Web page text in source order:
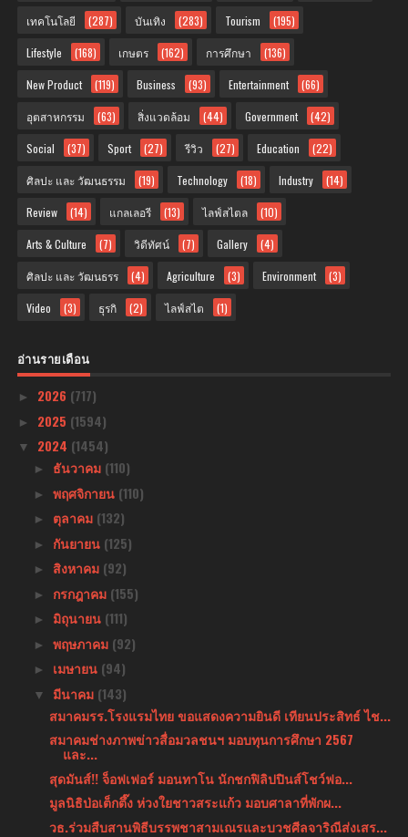
เทคโนโลยี (287) บันเทิง (283) Tourism (195)
Lifestyle (168) เกษตร (162) การศึกษา (136)
New Product (119) Business (93) Entertainment (66)
อุตสาหกรรม (63) สิ่งแวดล้อม (44) Government (42)
Social (37) Sport (27) รีวิว (27) Education (22)
ศิลปะ และ วัฒนธรรม (19) Technology (18) Industry (14)
Review (14) แกลเลอรี (13) ไลฟ์สไตล (10)
Arts & Culture (7) วิดีทัศน์ (7) Gallery (4)
ศิลปะ และ วัฒนธรร (4) Agriculture (3) Environment (3)
Video (3) ธุรกิ (2) ไลฟ์สไต (1)
อ่านรายเดือน
► 2026 (717)
► 2025 (1594)
▼ 2024 (1454)
► ธันวาคม (110)
► พฤศจิกายน (110)
► ตุลาคม (132)
► กันยายน (125)
► สิงหาคม (92)
► กรกฎาคม (155)
► มิถุนายน (111)
► พฤษภาคม (92)
► เมษายน (94)
▼ มีนาคม (143)
สมาคมรร.โรงแรมไทย ขอแสดงความยินดี เทียนประสิทธ์ ไช...
สมาคมช่างภาพข่าวสื่อมวลชนฯ มอบทุนการศึกษา 2567
และ...
สุดมันส์!! จ็อฟเฟอร์ มอนทาโน นักชกฟิลิปปินส์โชว์ฟอ...
มูลนิธิป่อเต็กตึ๊ง ห่วงใยชาวสระแก้ว มอบศาลาที่พักผ...
วธ.ร่วมสืบสานพิธีบรรพชาสามเณรและบวชศีลจาริณีส่งเสร...